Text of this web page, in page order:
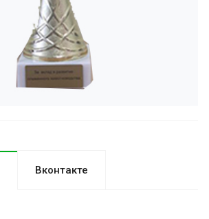
Вконтакте